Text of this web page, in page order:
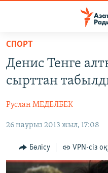
Skip
main
content
to
Navigation
САЯСАТ
AZATTYQTV
ҚАҢТАР ОҚИҒАСЫ
АДАМ ҚҰҚЫҚТАРЫ
ӘЛЕУМЕТ
ӘЛЕМ
СПОРТ
Денис Тенге
сырттан
Руслан МЕДЕЛБЕК
26 наурыз 2013 жыл, 17:08
Бөлісу VPN-сіз